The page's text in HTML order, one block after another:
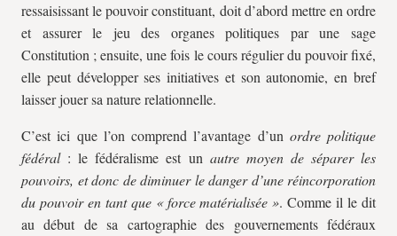
ressaisissant le pouvoir constituant, doit d’abord mettre en ordre
et assurer le jeu des organes politiques par une sage
Constitution ; ensuite, une fois le cours régulier du pouvoir fixé,
elle peut développer ses initiatives et son autonomie, en bref
laisser jouer sa nature relationnelle.
C’est ici que l’on comprend l’avantage d’un ordre politique
fédéral: le fédéralisme est un autre moyen de séparer les
pouvoirs, et donc de diminuer le danger d’une réincorporation
du pouvoir en tant que « force matérialisée ». Comme il le dit
au début de sa cartographie des gouvernements fédéraux